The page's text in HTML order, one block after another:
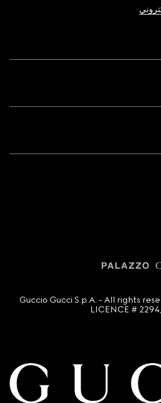
© 2016 - 2025 Guccio Gucci S.p.A. - All rights
LICENCE #